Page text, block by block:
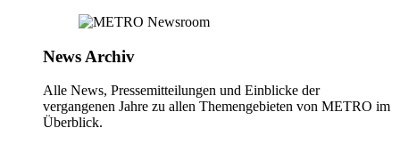
News Archiv
Alle News, Pressemitteilungen und Einblicke der
vergangenen Jahre zu allen Themengebieten von METRO im
Überblick.